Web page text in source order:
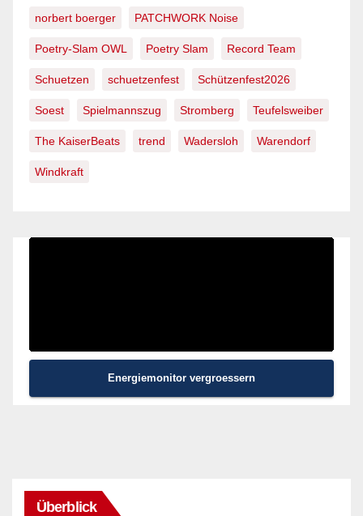
norbert boerger PATCHWORK Noise
Poetry-Slam OWL Poetry Slam Record Team
Schuetzen schuetzenfest Schützenfest2026
Soest Spielmannszug Stromberg Teufelsweiber
The KaiserBeats trend Wadersloh Warendorf
Windkraft
Energiemonitor vergroessern
Überblick